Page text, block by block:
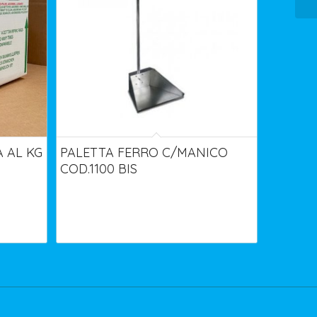
AL KG
PALETTA FERRO C/MANICO
COD.1100 BIS